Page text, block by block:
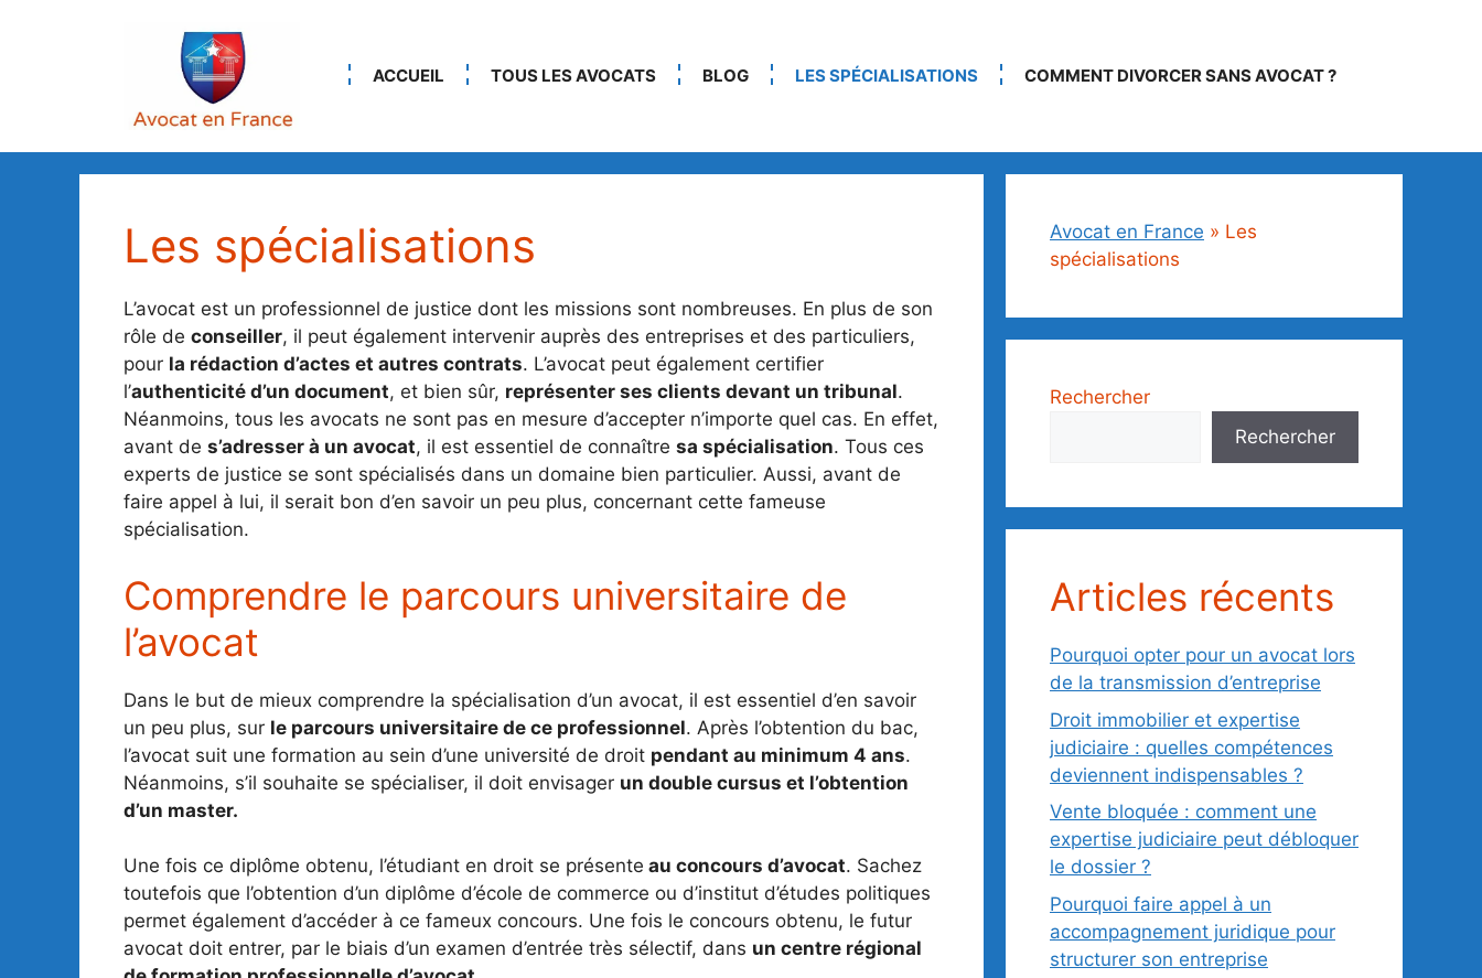
ACCUEIL TOUS LES AVOCATS BLOG LES SPÉCIALISATIONS COMMENT DIVORCER SANS AVOCAT ?
Les spécialisations
L’avocat est un professionnel de justice dont les missions sont nombreuses. En plus de son
rôle de conseiller, il peut également intervenir auprès des entreprises et des particuliers,
pour la rédaction d’actes et autres contrats. L’avocat peut également certifier
l’authenticité d’un document, et bien sûr, représenter ses clients devant un tribunal.
Néanmoins, tous les avocats ne sont pas en mesure d’accepter n’importe quel cas. En effet,
avant de s’adresser à un avocat, il est essentiel de connaître sa spécialisation. Tous ces
experts de justice se sont spécialisés dans un domaine bien particulier. Aussi, avant de
faire appel à lui, il serait bon d’en savoir un peu plus, concernant cette fameuse
spécialisation.
Comprendre le parcours universitaire de
l’avocat
Dans le but de mieux comprendre la spécialisation d’un avocat, il est essentiel d’en savoir
un peu plus, sur le parcours universitaire de ce professionnel. Après l’obtention du bac,
l’avocat suit une formation au sein d’une université de droit pendant au minimum 4 ans.
Néanmoins, s’il souhaite se spécialiser, il doit envisager un double cursus et l’obtention
d’un master.
Une fois ce diplôme obtenu, l’étudiant en droit se présente au concours d’avocat. Sachez
toutefois que l’obtention d’un diplôme d’école de commerce ou d’institut d’études politiques
permet également d’accéder à ce fameux concours. Une fois le concours obtenu, le futur
avocat doit entrer, par le biais d’un examen d’entrée très sélectif, dans un centre régional
Avocat en France » Les
spécialisations
Rechercher
Rechercher
Articles récents
Pourquoi opter pour un avocat lors
de la transmission d’entreprise
Droit immobilier et expertise
judiciaire : quelles compétences
deviennent indispensables ?
Vente bloquée : comment une
expertise judiciaire peut débloquer
le dossier ?
Pourquoi faire appel à un
accompagnement juridique pour
structurer son entreprise